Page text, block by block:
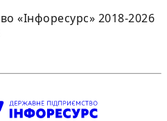
«Інфоресурс» 2018-2026